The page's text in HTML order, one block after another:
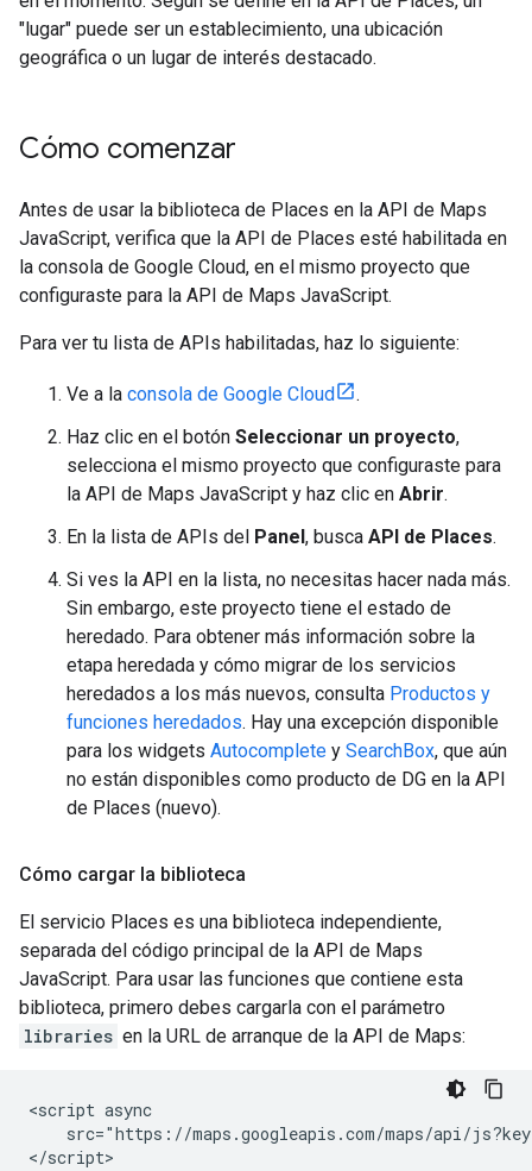
"lugar" puede ser un establecimiento, una ubicación
geográfica o un lugar de interés destacado.
Cómo comenzar
Antes de usar la biblioteca de Places en la API de Maps
JavaScript, verifica que la API de Places esté habilitada en
la consola de Google Cloud, en el mismo proyecto que
configuraste para la API de Maps JavaScript.
Para ver tu lista de APIs habilitadas, haz lo siguiente:
Ve a la consola de Google Cloud
.
Haz clic en el botón Seleccionar un proyecto,
selecciona el mismo proyecto que configuraste para
la API de Maps JavaScript y haz clic en Abrir.
En la lista de APIs del Panel, busca API de Places.
Si ves la API en la lista, no necesitas hacer nada más.
Sin embargo, este proyecto tiene el estado de
heredado. Para obtener más información sobre la
etapa heredada y cómo migrar de los servicios
heredados a los más nuevos, consulta Productos y
funciones heredados. Hay una excepción disponible
para los widgets Autocomplete y SearchBox, que aún
no están disponibles como producto de DG en la API
de Places (nuevo).
Cómo cargar la biblioteca
El servicio Places es una biblioteca independiente,
separada del código principal de la API de Maps
JavaScript. Para usar las funciones que contiene esta
biblioteca, primero debes cargarla con el parámetro
libraries en la URL de arranque de la API de Maps:
<script async
src="https://maps.googleapis.com/maps/api/
</script>